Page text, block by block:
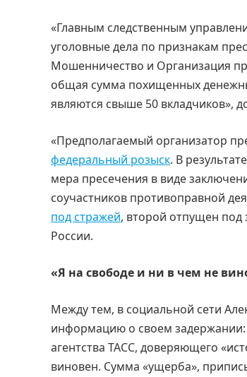
«Главным следственным
уголовные дела по признакам
Мошенничество и Организация
общая сумма похищенных
являются свыше 50 вкладчиков»,
«Предполагаемый организатор
федеральный розыск. В
мера пресечения в виде
соучастников противоправной
под стражей, второй отпущен под
России.
«Я на свободе и ни в чем не
Между тем, в социальной сети
информацию о своем задержании:
агентства ТАСС, доверяющего
виновен. Сумма «ущерба»,